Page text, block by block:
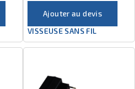
Ajouter au devis
VISSEUSE SANS FIL